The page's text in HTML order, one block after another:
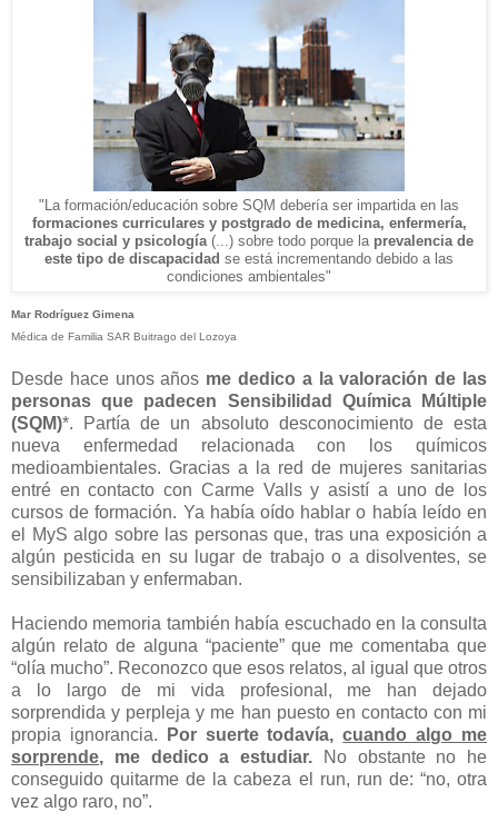
"La formación/educación sobre SQM debería ser impartida en las
formaciones curriculares y postgrado de medicina, enfermería,
trabajo social y psicología(...) sobre todo porque la prevalencia de
este tipo de discapacidad se está incrementando debido a las
condiciones ambientales"
Mar Rodríguez Gimena
Médica de Familia SAR Buitrago del Lozoya
Desde hace unos años me dedico a la valoración de las
personas que padecen Sensibilidad Química Múltiple
(SQM)*. Partía de un absoluto desconocimiento de esta
nueva enfermedad relacionada con los químicos
medioambientales. Gracias a la red de mujeres sanitarias
entré en contacto con Carme Valls y asistí a uno de los
cursos de formación. Ya había oído hablar o había leído en
el MyS algo sobre las personas que, tras una exposición a
algún pesticida en su lugar de trabajo o a disolventes, se
sensibilizaban y enfermaban.
Haciendo memoria también había escuchado en la consulta
algún relato de alguna “paciente” que me comentaba que
“olía mucho”. Reconozco que esos relatos, al igual que otros
a lo largo de mi vida profesional, me han dejado
sorprendida y perpleja y me han puesto en contacto con mi
propia ignorancia.
Por suerte todavía,cuando algo me
sorprende, me dedico a estudiar. No obstante no he
conseguido quitarme de la cabeza el run, run de: “no, otra
vez algo raro, no”.